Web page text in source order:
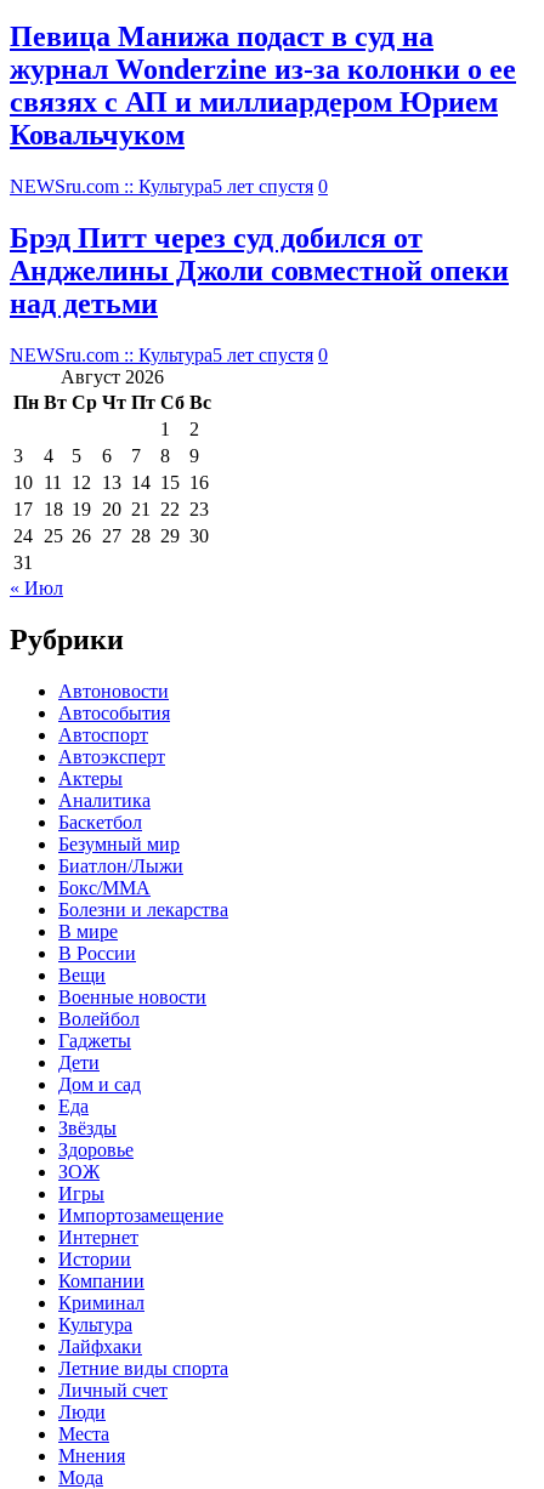
Певица Манижа подаст в суд на
журнал Wonderzine из-за колонки о ее
связях с АП и миллиардером Юрием
Ковальчуком
NEWSru.com :: Культура5 лет спустя 0
Брэд Питт через суд добился от
Анджелины Джоли совместной опеки
над детьми
NEWSru.com :: Культура5 лет спустя 0
Август 2026
Пн Вт Ср Чт Пт Сб Вс
1
2
3
4 5 6 7 8
9
10 11 12 13 14 15 16
17 18 19 20 21 22 23
24 25 26 27 28 29 30
31
« Июл
Рубрики
Автоновости
Автособытия
Автоспорт
Автоэксперт
Актеры
Аналитика
Баскетбол
Безумный мир
Биатлон/Лыжи
Бокс/MMA
Болезни и лекарства
В мире
В России
Вещи
Военные новости
Волейбол
Гаджеты
Дети
Дом и сад
Еда
Звёзды
Здоровье
ЗОЖ
Игры
Импортозамещение
Интернет
Истории
Компании
Криминал
Культура
Лайфхаки
Летние виды спорта
Личный счет
Люди
Места
Мнения
Мода